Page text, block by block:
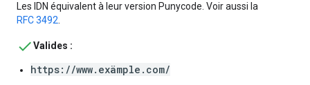
Les IDN équivalent à leur version Punycode. Voir aussi la
RFC 3492
Valides :
https://www.exämple.com/